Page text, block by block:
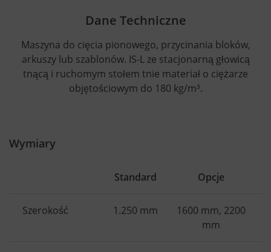
Dane Techniczne
Maszyna do cięcia pionowego, przycinania bloków,
arkuszy lub szablonów. IS-L ze stacjonarną głowicą
tnącą i ruchomym stołem tnie materiał o ciężarze
objętościowym do 180 kg/m³.
Wymiary
Standard Opcje
Szerokość 1.250 mm
1600 mm, 2200
mm